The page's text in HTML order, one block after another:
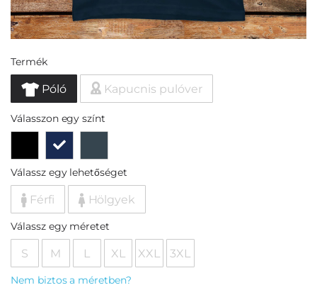
Termék
Póló Kapucnis pulóver
Válasszon egy színt
Válassz egy lehetőséget
Férfi Hölgyek
Válassz egy méretet
S M L XL XXL 3XL
Nem biztos a méretben?